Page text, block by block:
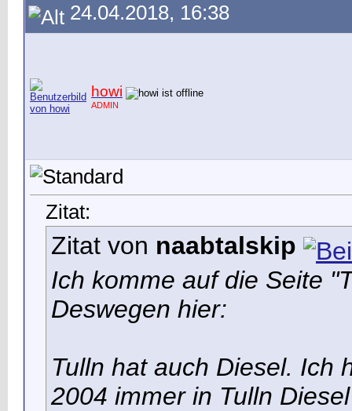
24.04.2018, 16:38
howi
ADMIN
Zitat:
Zitat von naabtalskip
Ich komme auf die Seite
Deswegen hier:
Tulln hat auch Diesel. Ich
2004 immer in Tulln